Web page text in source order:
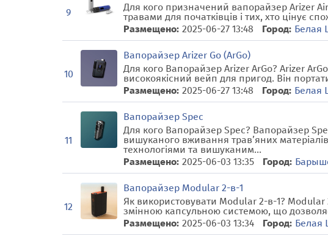
9
Для кого призначений вапорайзер Arizer
травами для початківців і тих, хто цінує
Размещено: 2025-06-27 13:48 Город: Белая
10
Вапорайзер Arizer Go (ArGo)
Для кого Вапорайзер Arizer ArGo? Arizer
високоякісний вейп для пригод. Він
Размещено: 2025-06-27 13:48 Город: Белая
11
Вапорайзер Spec
Для кого Вапорайзер Spec? Вапорайзер
вишуканого вживання трав’яних
технологіями та вишуканим...
Размещено: 2025-06-03 13:35 Город:
12
Вапорайзер Modular 2-в-1
Як використовувати Modular 2-в-1? Modular
змінною капсульною системою, що
Размещено: 2025-06-03 13:34 Город: Белая